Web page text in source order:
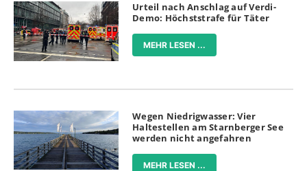
Urteil nach Anschlag auf Verdi-
Demo: Höchststrafe für Täter
MEHR LESEN ...
Wegen Niedrigwasser: Vier
Haltestellen am Starnberger See
werden nicht angefahren
MEHR LESEN ...